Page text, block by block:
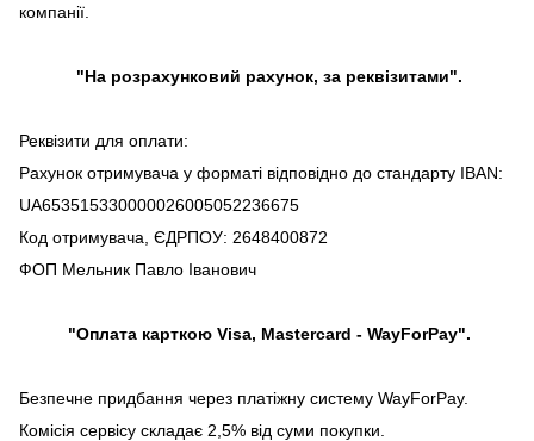
компанії.
"На розрахунковий рахунок, за реквізитами".
Реквізити для оплати:
Рахунок отримувача у форматі відповідно до стандарту IBAN:
UA653515330000026005052236675
Код отримувача, ЄДРПОУ: 2648400872
ФОП Мельник Павло Іванович
"Оплата карткою Visa, Mastercard - WayForPay".
Безпечне придбання через платіжну систему WayForPay.
Комісія сервісу складає 2,5% від суми покупки.